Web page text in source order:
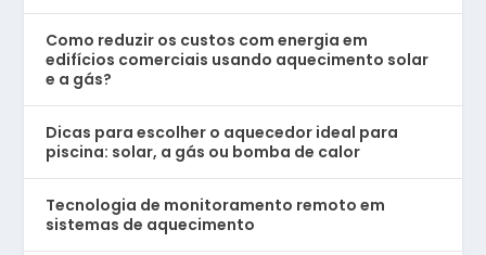
Como reduzir os custos com energia em
edifícios comerciais usando aquecimento solar
e a gás?
Dicas para escolher o aquecedor ideal para
piscina: solar, a gás ou bomba de calor
Tecnologia de monitoramento remoto em
sistemas de aquecimento